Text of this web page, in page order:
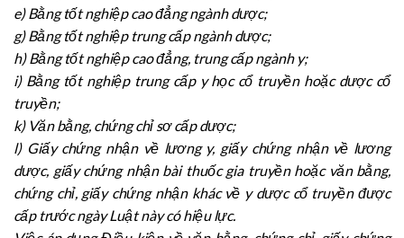
e) Bằng tốt nghiệp cao đẳng ngành dược;
g) Bằng tốt nghiệp trung cấp ngành dược;
h) Bằng tốt nghiệp cao đẳng, trung cấp ngành y;
i) Bằng tốt nghiệp trung cấp y học cổ truyền hoặc dược cổ
truyền;
k) Văn bằng, chứng chỉ sơ cấp dược;
l) Giấy chứng nhận về lương y, giấy chứng nhận về lương
dược, giấy chứng nhận bài thuốc gia truyền hoặc văn bằng,
chứng chỉ, giấy chứng nhận khác về y dược cổ truyền được
cấp trước ngày Luật này có hiệu lực.